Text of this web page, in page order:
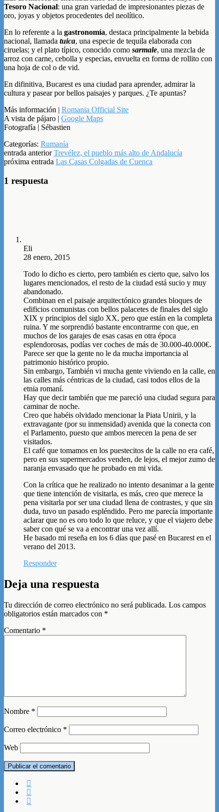
Tesoro Nacional: una gran variedad de impresionantes piezas de
oro, joyas y objetos procedentes del neolítico.
En lo referente a la gastronomía, destaca principalmente la bebida
nacional, llamada tuica, una especie de tequila elaborada con
ciruelas; y el plato típico, conocido como sarmale, una mezcla de
arroz con carne, cebolla y especias, envuelta en forma de rollito con
una hoja de col o de vid.
En difinitiva, Bucarest es una ciudad para aprender, admirar la
cultura y pasear por bellos paisajes y parques. ¿Te apuntas?
Más información | Romania Official Site
A vista de pájaro | Google Maps
Fotografía | Sébastien
Categorías: Rumanía
entrada anteriorTrevélez, el pueblo más alto de Andalucía
próxima entrada Las Casas Colgadas de Cuenca
1 respuesta
Eli
28 enero, 2015
Todo lo dicho es cierto, pero también es cierto que, salvo los
lugares mencionados, el resto de la ciudad está sucio y muy
abandonado.
Combinan en el paisaje arquitectónico grandes bloques de
edificios comunistas con bellos palacetes de finales del siglo
XIX y principios del siglo XX, pero que están en la completa
ruina. Y me sorprendió bastante encontrarme con que, en
muchos de los garajes de esas casas en otra época
esplendorosas, podías ver coches de más de 30.000-40.000€.
Parece ser que la gente no le da mucha importancia al
patrimonio histórico propio.
Sin embargo, También vi mucha gente viviendo en la calle, en
las calles más céntricas de la ciudad, casi todos ellos de la
etnia romaní.
Hay que decir también que me pareció una ciudad segura para
caminar de noche.
Creo que habéis olvidado mencionar la Piata Unirii, y la
extravagante (por su inmensidad) avenida que la conecta con
el Parlamento, puesto que ambos merecen la pena de ser
visitados.
El café que tomamos en los puestecitos de la calle no era café,
pero en sus supermercados venden, de lejos, el mejor zumo de
naranja envasado que he probado en mi vida.
Con la crítica que he realizado no intento desanimar a la gente
que tiene intención de visitarla, es más, creo que merece la
pena visitarla por ser una ciudad llena de contrastes, y que sin
duda, tuvo un pasado espléndido. Pero me parecía importante
aclarar que no es oro todo lo que reluce, y que el viajero debe
saber con qué se va a encontrar una vez allí.
He basado mi reseña en los 6 días que pasé en Bucarest en el
verano del 2013.
Responder
Deja una respuesta
Tu dirección de correo electrónico no será publicada. Los campos
obligatorios están marcados con *
Comentario *
Nombre *
Correo electrónico *
Web